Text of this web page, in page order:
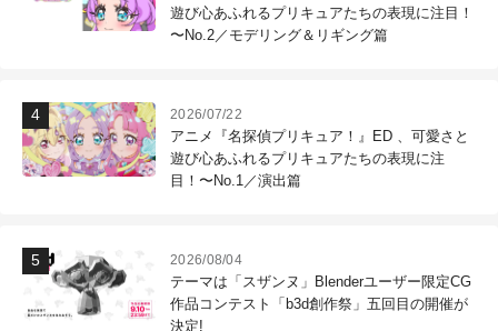
遊び心あふれるプリキュアたちの表現に注目！
〜No.2／モデリング＆リギング篇
2026/07/22
アニメ『名探偵プリキュア！』ED 、可愛さと
遊び心あふれるプリキュアたちの表現に注
目！〜No.1／演出篇
2026/08/04
テーマは「スザンヌ」Blenderユーザー限定CG
作品コンテスト「b3d創作祭」五回目の開催が
決定!